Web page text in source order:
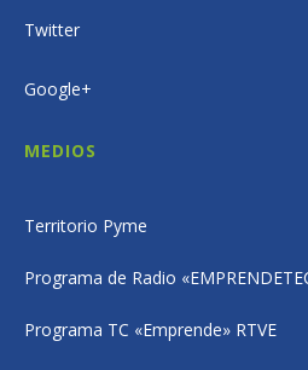
Twitter
Google+
MEDIOS
Territorio Pyme
Programa de Radio
Programa TC «Emprende» RTVE